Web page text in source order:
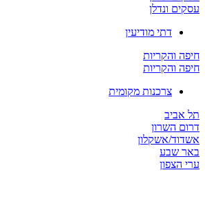
עסקים ונדלן
דתי מודיעין
חיפה והקריות
חיפה והקריות
צרכנות מקומית
תל אביב
דרום השרון
אשדוד/אשקלון
באר שבע
ערי הצפון